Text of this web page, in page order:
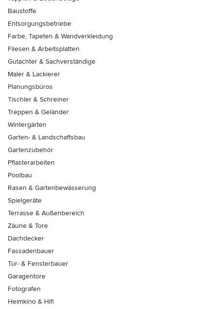
Baustoffe
Entsorgungsbetriebe
Farbe, Tapeten & Wandverkleidung
Fliesen & Arbeitsplatten
Gutachter & Sachverständige
Maler & Lackierer
Planungsbüros
Tischler & Schreiner
Treppen & Geländer
Wintergärten
Garten- & Landschaftsbau
Gartenzubehör
Pflasterarbeiten
Poolbau
Rasen & Gartenbewässerung
Spielgeräte
Terrasse & Außenbereich
Zäune & Tore
Dachdecker
Fassadenbauer
Tür- & Fensterbauer
Garagentore
Fotografen
Heimkino & Hifi